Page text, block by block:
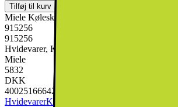
Tilføj til kurv
Miele Køleskab K 7125 E (integreret)
915256
915256
Hvidevarer, Køleskabe & Fryseskabe, Køleskab
Miele
5832
DKK
4002516664239
HvidevarerKøleskabe & Fryseskabe